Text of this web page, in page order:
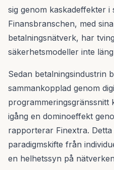
sig genom kaskadeffekter i
Finansbranschen, med
betalningsnätverk, har
säkerhetsmodeller inte
Sedan betalningsindustrin
sammankopplad genom
programmeringsgränssnitt
igång en dominoeffekt
rapporterar Finextra.
paradigmskifte från
en helhetssyn på